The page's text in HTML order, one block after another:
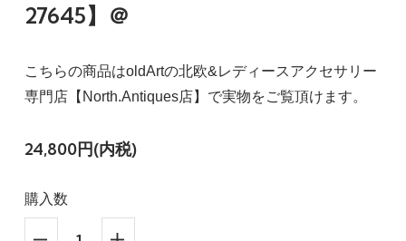
27645】＠
こちらの商品はoldArtの北欧&レディースアクセサリー
専門店【North.Antiques店】で実物をご覧頂けます。
24,800円(内税)
購入数